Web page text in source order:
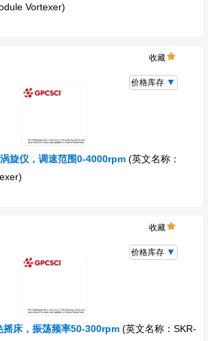
Vortexer)
旋仪，调速范围0-4000rpm (英文名称：
收藏
价格库存
摇床，振荡频率50-300rpm (英文名称：SKR-
收藏
价格库存